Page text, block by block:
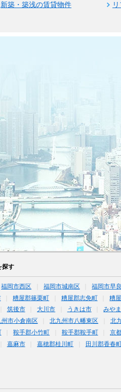
新築・築浅の賃貸物件
探す
福岡市西区 福岡市城南区 福岡市早
糟屋郡篠栗町 糟屋郡志免町 糟
筑後市 大川市 うきは市 みや
州市小倉南区 北九州市八幡東区 北
鞍手郡小竹町 鞍手郡鞍手町 京
嘉麻市 嘉穂郡桂川町 田川郡香春